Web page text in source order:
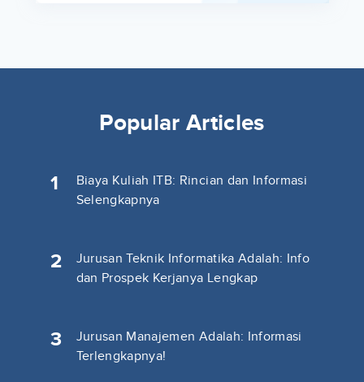
Popular Articles
1
Biaya Kuliah ITB: Rincian dan Informasi
Selengkapnya
2
Jurusan Teknik Informatika Adalah: Info
dan Prospek Kerjanya Lengkap
3
Jurusan Manajemen Adalah: Informasi
Terlengkapnya!